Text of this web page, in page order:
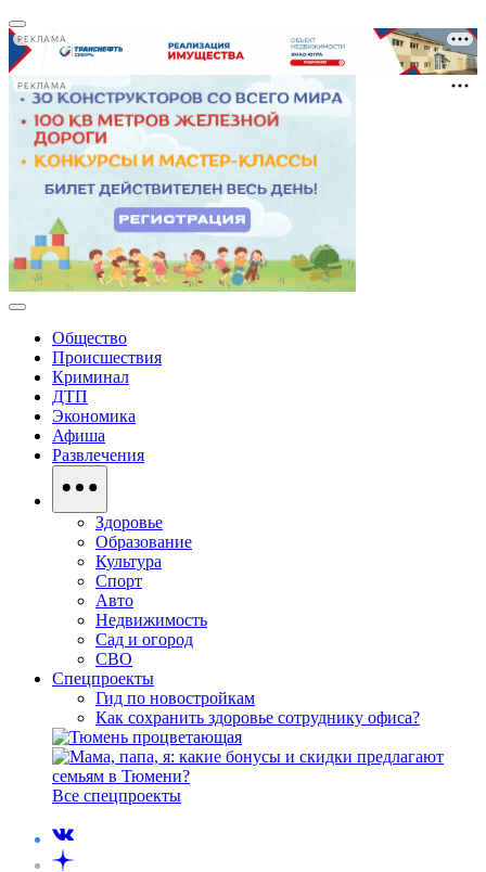
РЕКЛАМА
РЕКЛАМА
Общество
Происшествия
Криминал
ДТП
Экономика
Афиша
Развлечения
Здоровье
Образование
Культура
Спорт
Авто
Недвижимость
Сад и огород
СВО
Спецпроекты
Гид по новостройкам
Как сохранить здоровье сотруднику офиса?
Все спецпроекты